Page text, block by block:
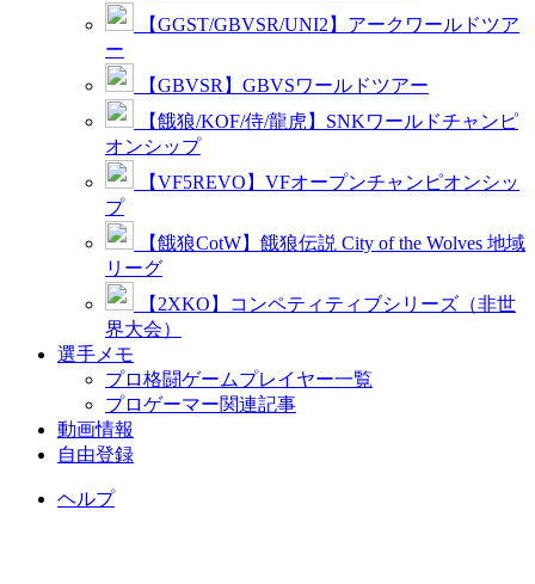
【GGST/GBVSR/UNI2】アークワールドツア
ー
【GBVSR】GBVSワールドツアー
【餓狼/KOF/侍/龍虎】SNKワールドチャンピ
オンシップ
【VF5REVO】VFオープンチャンピオンシッ
プ
【餓狼CotW】餓狼伝説 City of the Wolves 地域
リーグ
【2XKO】コンペティティブシリーズ（非世
界大会）
選手メモ
プロ格闘ゲームプレイヤー一覧
プロゲーマー関連記事
動画情報
自由登録
ヘルプ